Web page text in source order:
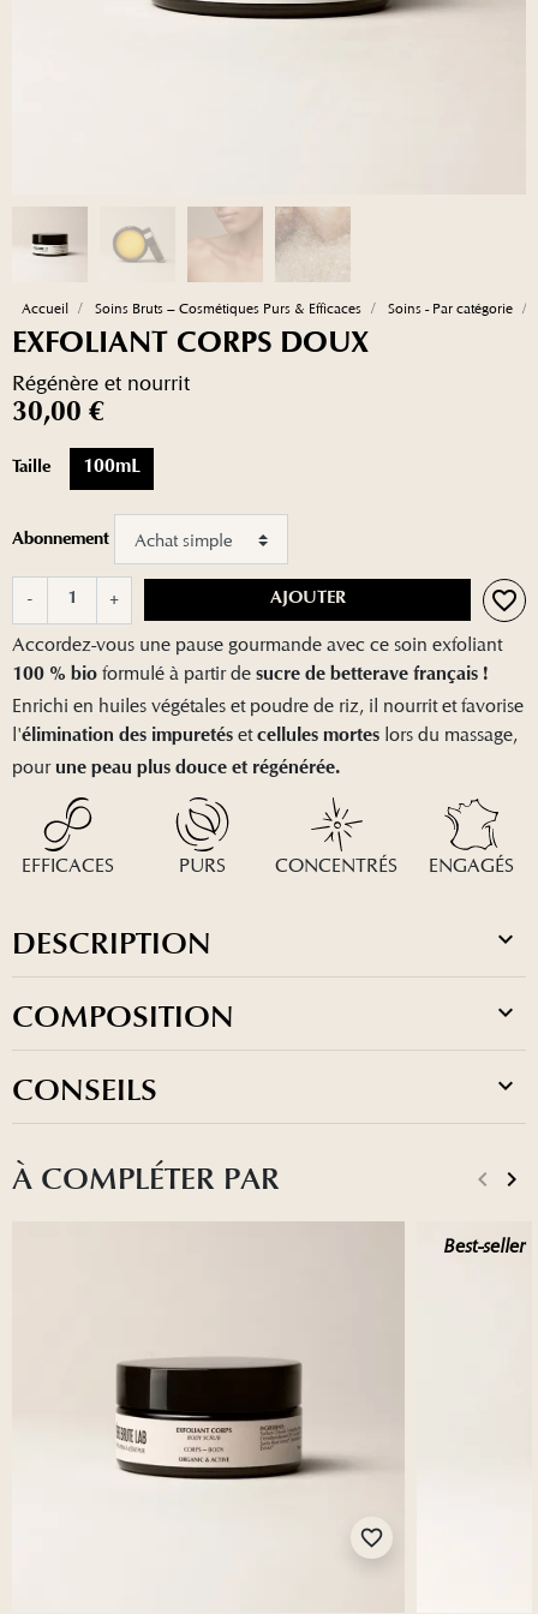
Accueil Soins Bruts – Cosmétiques Purs & Efficaces Soins - Par catégorie
EXFOLIANT CORPS DOUX
Régénère et nourrit
30,00 €
Accordez-vous une pause gourmande avec ce soin exfoliant
100 % bio formulé à partir de sucre de betterave français !
Enrichi en huiles végétales et poudre de riz, il nourrit et favorise
l'élimination des impuretés etcellules mortes lors du massage,
pourune peau plus douce et régénérée.
EFFICACES PURS CONCENTRÉS ENGAGÉS
Taille 100mL
Abonnement
- + AJOUTER favorite_border
DESCRIPTION
COMPOSITION
CONSEILS
À COMPLÉTER PAR keyboard_arrow_left keyboard_arrow_right
favorite_border
Best-seller